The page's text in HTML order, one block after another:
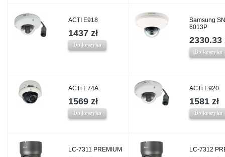
ACTI E918
1437 zł
Do koszyka
Samsung
6013P
2330.33
Do koszyka
ACTi E74A
1569 zł
Do koszyka
ACTi E920
1581 zł
Do koszyka
LC-7311 PREMIUM LC-7312